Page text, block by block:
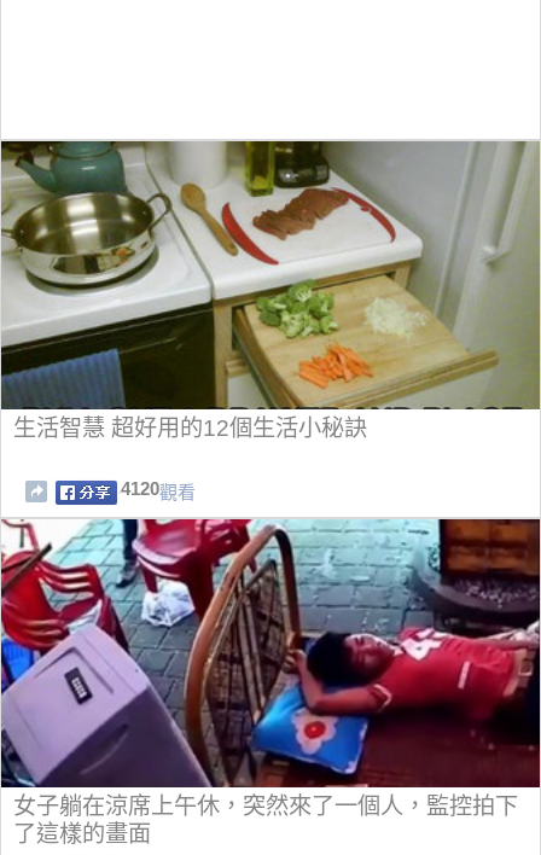
生活智慧 超好用的12個生活小秘訣
4120觀看
女子躺在涼席上午休，突然來了一個人，監控拍下
了這樣的畫面